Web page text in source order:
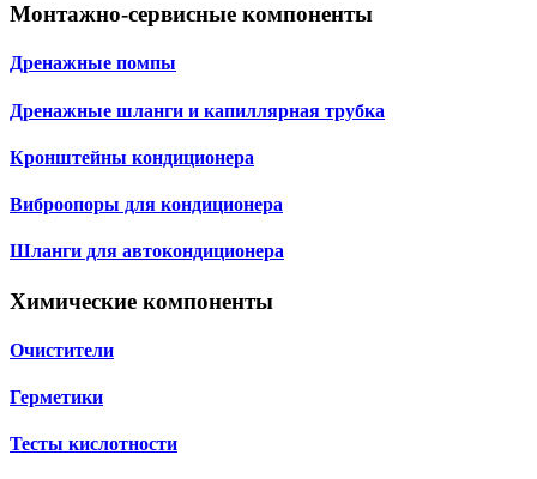
Монтажно‑сервисные компоненты
Дренажные помпы
Дренажные шланги и капиллярная трубка
Кронштейны кондиционера
Виброопоры для кондиционера
Шланги для автокондиционера
Химические компоненты
Очистители
Герметики
Тесты кислотности